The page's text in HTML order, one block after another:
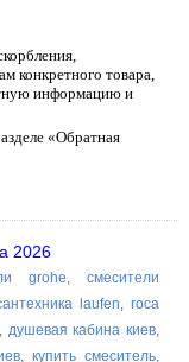
конкретного товара,
информацию и
«Обратная
2026
grohe,смесители
laufen,roca
, душевая кабина киев,
, купить смеситель,